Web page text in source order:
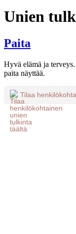
Unien
Paita
Hyvä elämä ja
paita näyttää.
Tilaa